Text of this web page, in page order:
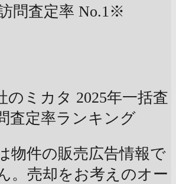
問査定率 No.1※
ミカタ 2025年一括査
査定率ランキング
物件の販売広告情報で
。売却をお考えのオー